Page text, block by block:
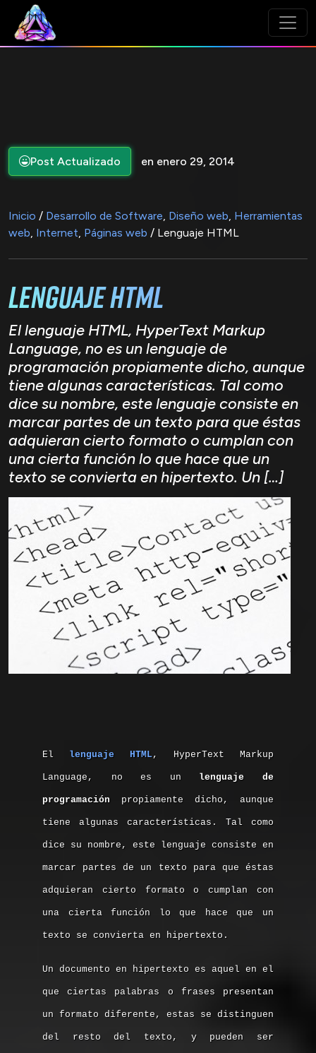
Post Actualizado en enero 29, 2014
Inicio / Desarrollo de Software, Diseño web, Herramientas
web, Internet, Páginas web / Lenguaje HTML
Lenguaje HTML
El lenguaje HTML, HyperText Markup
Language, no es un lenguaje de
programación propiamente dicho, aunque
tiene algunas características. Tal como
dice su nombre, este lenguaje consiste en
marcar partes de un texto para que éstas
adquieran cierto formato o cumplan con
una cierta función lo que hace que un
texto se convierta en hipertexto. Un […]
El lenguaje HTML , HyperText Markup
Language, no es un lenguaje de
programación propiamente dicho, aunque
tiene algunas características. Tal como
dice su nombre, este lenguaje consiste en
marcar partes de un texto para que éstas
adquieran cierto formato o cumplan con
una cierta función lo que hace que un
texto se convierta en hipertexto.
Un documento en hipertexto es aquel en el
que ciertas palabras o frases presentan
un formato diferente, estas se distinguen
del resto del texto, y pueden ser